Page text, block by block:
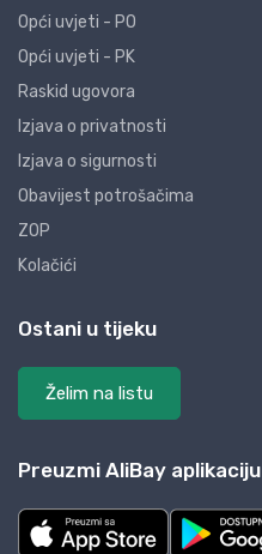
Opći uvjeti - PO
Opći uvjeti - PK
Raskid ugovora
Izjava o privatnosti
Izjava o sigurnosti
Obavijest potrošačima
ZOP
Kolačići
Ostani u tijeku
Želim na listu
Preuzmi AliBay aplikaciju